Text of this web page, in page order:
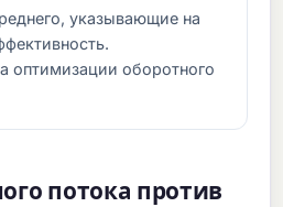
указывающие на
оптимизации оборотного
потока против